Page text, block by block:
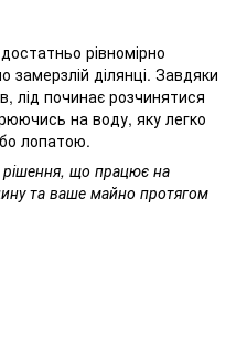
рівномірно
замерзлій ділянці. Завдяки
лід починає розчинятися
на воду, яку легко
лопатою.
що працює на
та ваше майно протягом